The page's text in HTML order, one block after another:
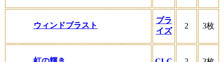
ウィンドブラスト
プラ
イズ
2 3枚